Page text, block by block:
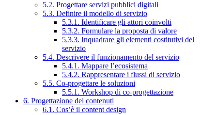
5.2. Progettare servizi pubblici digitali
5.3. Definire il modello di servizio
5.3.1. Identificare gli attori coinvolti
5.3.2. Formulare la proposta di valore
5.3.3. Inquadrare gli elementi costitutivi del
servizio
5.4. Descrivere il funzionamento del servizio
5.4.1. Mappare l’ecosistema
5.4.2. Rappresentare i flussi di servizio
5.5. Co-progettare le soluzioni
5.5.1. Workshop di co-progettazione
6. Progettazione dei contenuti
6.1. Cos’è il content design